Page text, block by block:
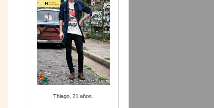
Thiago, 21 años.